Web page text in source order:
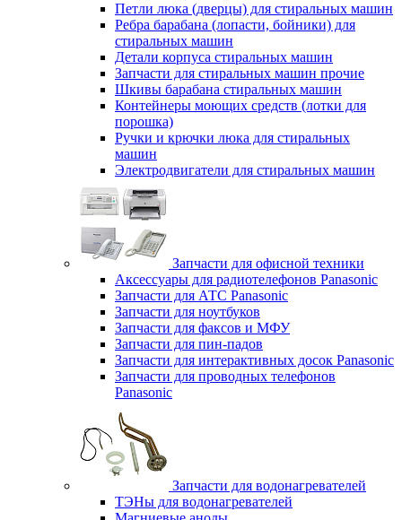
Петли люка (дверцы) для стиральных машин
Ребра барабана (лопасти, бойники) для
стиральных машин
Детали корпуса стиральных машин
Запчасти для стиральных машин прочие
Шкивы барабана стиральных машин
Контейнеры моющих средств (лотки для
порошка)
Ручки и крючки люка для стиральных
машин
Электродвигатели для стиральных машин
Запчасти для офисной техники
Аксессуары для радиотелефонов Panasonic
Запчасти для АТС Panasonic
Запчасти для ноутбуков
Запчасти для факсов и МФУ
Запчасти для пин-падов
Запчасти для интерактивных досок Panasonic
Запчасти для проводных телефонов
Panasonic
Запчасти для водонагревателей
ТЭНы для водонагревателей